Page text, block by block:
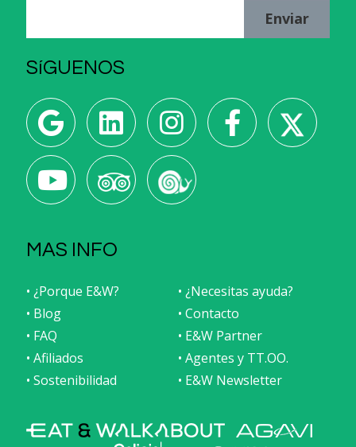
Enviar
SíGUENOS
MAS INFO
• ¿Porque E&W?
• ¿Necesitas ayuda?
• Blog
• Contacto
• FAQ
• E&W Partner
• Afiliados
• Agentes y TT.OO.
• Sostenibilidad
• E&W Newsletter